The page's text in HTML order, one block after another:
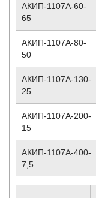
АКИП-1107A-60-
65
АКИП-1107A-80-
50
АКИП-1107A-130-
25
АКИП-1107A-200-
15
АКИП-1107A-400-
7,5